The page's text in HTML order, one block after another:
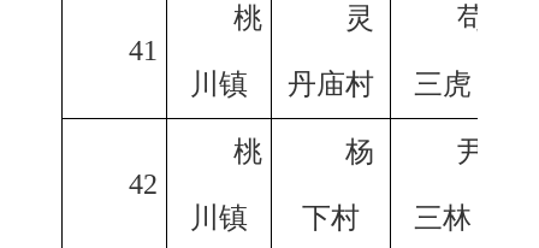
41
桃
川镇
灵
丹庙村
苟
三虎
42
桃
川镇
杨
下村
尹
三林